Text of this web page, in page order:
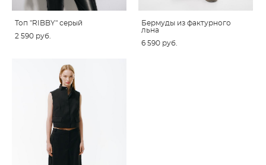
Топ "RIBBY" серый
2 590 pуб.
Бермуды из фактурного
льна
6 590 pуб.